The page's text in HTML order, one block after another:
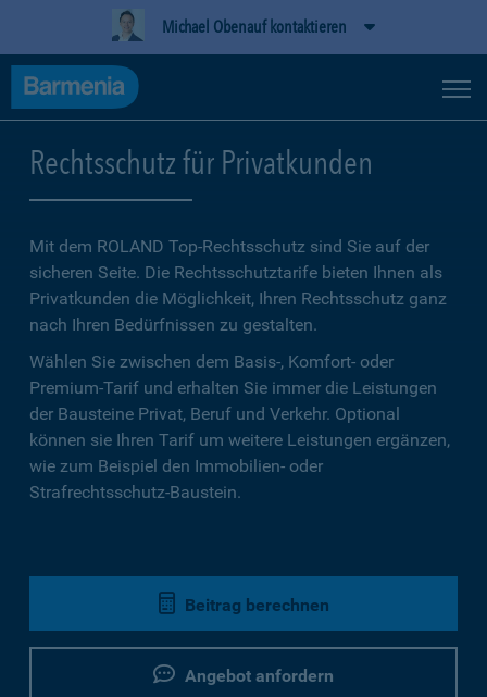
Michael Obenauf kontaktieren
Rechtsschutz für Privatkunden
Mit dem ROLAND Top-Rechtsschutz sind Sie auf der
sicheren Seite. Die Rechtsschutztarife bieten Ihnen als
Privatkunden die Möglichkeit, Ihren Rechtsschutz ganz
nach Ihren Bedürfnissen zu gestalten.
Wählen Sie zwischen dem Basis-, Komfort- oder
Premium-Tarif und erhalten Sie immer die Leistungen
der Bausteine Privat, Beruf und Verkehr. Optional
können sie Ihren Tarif um weitere Leistungen ergänzen,
wie zum Beispiel den Immobilien- oder
Strafrechtsschutz-Baustein.
Beitrag berechnen
Angebot anfordern